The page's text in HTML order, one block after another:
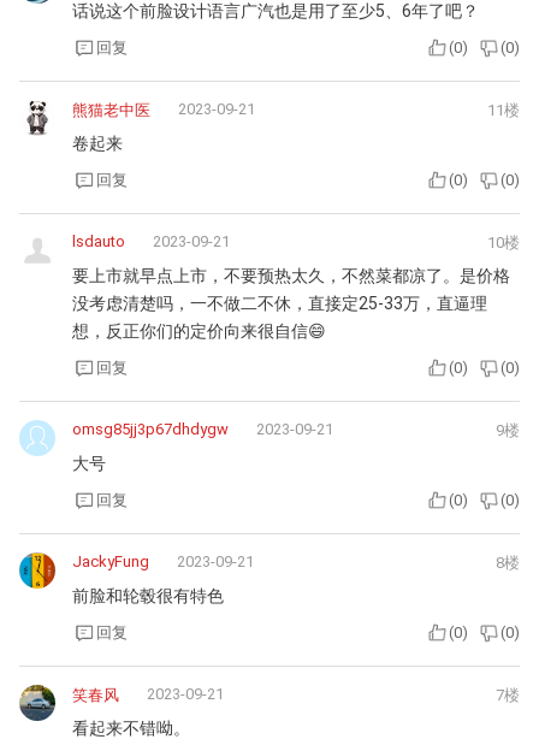
话说这个前脸设计语言广汽也是用了至少5、6年了吧？
回复 (0) (0)
熊猫老中医 2023-09-21 11楼
卷起来
回复 (0) (0)
lsdauto 2023-09-21 10楼
要上市就早点上市，不要预热太久，不然菜都凉了。是价格
没考虑清楚吗，一不做二不休，直接定25-33万，直逼理
想，反正你们的定价向来很自信😄
回复 (0) (0)
omsg85jj3p67dhdygw 2023-09-21 9楼
大号
回复 (0) (0)
JackyFung 2023-09-21 8楼
前脸和轮毂很有特色
回复 (0) (0)
笑春风 2023-09-21 7楼
看起来不错呦。